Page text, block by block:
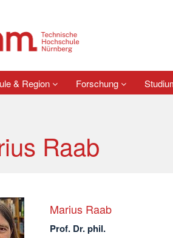
& Region Forschung
Raab
Marius Raab
Prof. Dr. phil.